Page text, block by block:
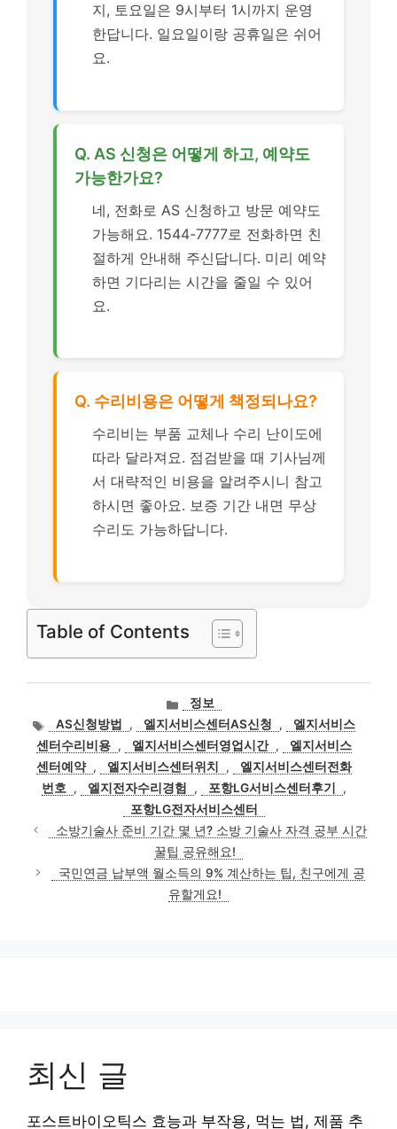
지, 토요일은 9시부터 1시까지 운영
한답니다. 일요일이랑 공휴일은 쉬어
요.
Q. AS 신청은 어떻게 하고, 예약도
가능한가요?
네, 전화로 AS 신청하고 방문 예약도
가능해요. 1544-7777로 전화하면 친
절하게 안내해 주신답니다. 미리 예약
하면 기다리는 시간을 줄일 수 있어
요.
Q. 수리비용은 어떻게 책정되나요?
수리비는 부품 교체나 수리 난이도에
따라 달라져요. 점검받을 때 기사님께
서 대략적인 비용을 알려주시니 참고
하시면 좋아요. 보증 기간 내면 무상
수리도 가능하답니다.
Table of Contents
카
테
고
리
정보
태
그
AS신청방법 , 엘지서비스센터AS신청 ,
엘지서비스
센터수리비용 , 엘지서비스센터영업시간 ,
엘지서비스
센터예약 , 엘지서비스센터위치 ,
엘지서비스센터전화
번호
, 엘지전자수리경험 , 포항LG서비스센터후기
,
포항LG전자서비스센터
소방기술사 준비 기간 몇 년? 소방 기술사 자격 공부 시간
꿀팁 공유해요!
국민연금 납부액 월소득의 9% 계산하는 팁, 친구에게 공
유할게요!
최신 글
포스트바이오틱스 효능과 부작용, 먹는 법, 제품 추